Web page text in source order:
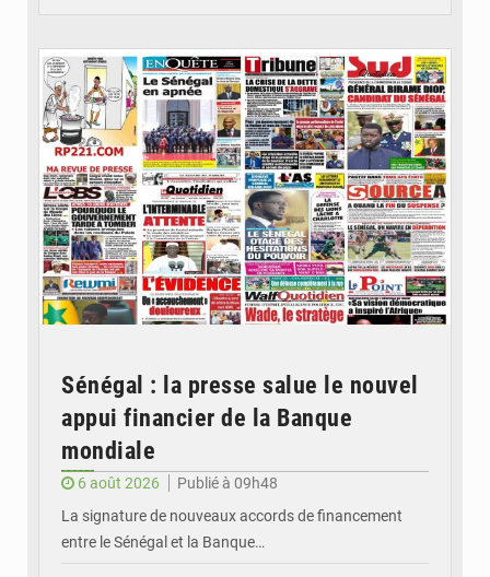
Sénégal : la presse salue le nouvel
appui financier de la Banque
mondiale
6 août 2026
Publié à 09h48
La signature de nouveaux accords de financement
entre le Sénégal et la Banque…